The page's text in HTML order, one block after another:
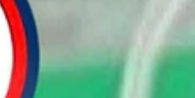
meio da Lei de Acesso à Informação (LAI),
considera dados entre 2017 e março de
Apenas no primeiro trime